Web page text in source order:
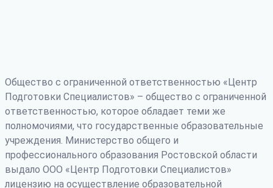
Общество с ограниченной ответственностью «Центр
Подготовки Специалистов» – общество с ограниченной
ответственностью, которое обладает теми же
полномочиями, что государственные образовательные
учреждения. Министерство общего и
профессионального образования Ростовской области
выдало ООО «Центр Подготовки Специалистов»
лицензию на осуществление образовательной